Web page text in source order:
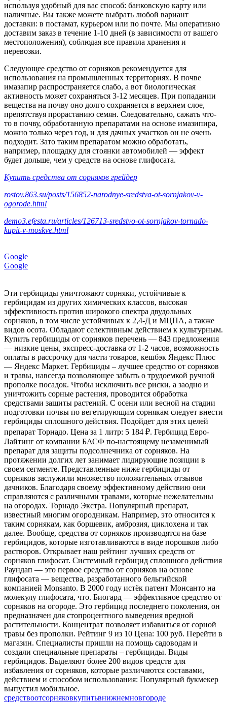
используя удобный для вас способ: банковскую карту или
наличные. Вы также можете выбрать любой вариант
доставки: в постамат, курьером или по почте. Мы оперативно
доставим заказ в течение 1-10 дней (в зависимости от вашего
местоположения), соблюдая все правила хранения и
перевозки.
Следующее средство от сорняков рекомендуется для
использования на промышленных территориях. В почве
имазапир распространяется слабо, а вот биологическая
активность может сохраняться 3-12 месяцев. При попадании
вещества на почву оно долго сохраняется в верхнем слое,
препятствуя прорастанию семян. Следовательно, сажать что-
то в почву, обработанную препаратами на основе имазипира,
можно только через год, и для дачных участков он не очень
подходит. Зато таким препаратом можно обработать,
например, площадку для стоянки автомобилей — эффект
будет дольше, чем у средств на основе глифосата.
Купить средства от сорняков грейдер
rostov.863.su/posts/156852-narodnye-sredstva-ot-sornjakov-v-
ogorode.html
demo3.efesta.ru/articles/126713-sredstvo-ot-sornjakov-tornado-
kupit-v-moskve.html
Google
Google
Эти гербициды уничтожают сорняки, устойчивые к
гербицидам из других химических классов, высокая
эффективность против широкого спектра двудольных
сорняков, в том числе устойчивых к 2,4-Д и МЦПА, а также
видов осота. Обладают селективным действием к культурным.
Купить гербициды от сорняков перечень — 843 предложения
— низкие цены, экспресс-доставка от 1-2 часов, возможность
оплаты в рассрочку для части товаров, кешбэк Яндекс Плюс
— Яндекс Маркет. Гербициды – лучшее средство от сорняков
и травы, навсегда позволяющее забыть о трудоемкой ручной
прополке посадок. Чтобы исключить все риски, а заодно и
уничтожить сорные растения, проводится обработка
средствами защиты растений. С осени или весной на стадии
подготовки почвы по вегетирующим сорнякам следует внести
гербициды сплошного действия. Подойдет для этих целей
препарат Торнадо. Цена за 1 литр: 5 184 ₽. Гербицид Евро-
Лайтинг от компании БАСФ по-настоящему незаменимый
препарат для защиты подсолнечника от сорняков. На
протяжении долгих лет занимает лидирующие позиции в
своем сегменте. Представленные ниже гербициды от
сорняков заслужили множество положительных отзывов
дачников. Благодаря своему эффективному действию они
справляются с различными травами, которые нежелательны
на огородах. Торнадо Экстра. Популярный препарат,
известный многим огородникам. Например, это относится к
таким сорнякам, как борщевик, амброзия, циклохена и так
далее. Вообще, средства от сорняков производятся на базе
гербицидов, которые изготавливаются в виде порошков либо
растворов. Открывает наш рейтинг лучших средств от
сорняков глифосат. Системный гербицид сплошного действия
Раундап — это первое средство от сорняков на основе
глифосата — вещества, разработанного бельгийской
компанией Monsanto. В 2000 году истёк патент Монсанто на
молекулу глифосата, что. Биогард — эффективное средство от
сорняков на огороде. Это гербицид последнего поколения, он
предназначен для стопроцентного выведения вредной
растительности. Концентрат позволяет избавиться от сорной
травы без прополки. Рейтинг 9 из 10 Цена: 100 руб. Перейти в
магазин. Специалисты пришли на помощь садоводам и
создали специальные препараты – гербициды. Виды
гербицидов. Выделяют более 200 видов средств для
избавления от сорняков, которые различаются составами,
действием и способом использования: Популярный букмекер
выпустил мобильное.
средствоотсорняковкупитьвнижнемновгороде